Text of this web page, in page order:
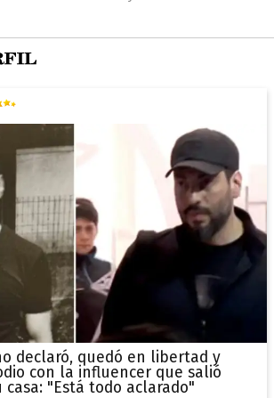
declaró, quedó en libertad y
con la influencer que salió
casa: "Está todo aclarado"